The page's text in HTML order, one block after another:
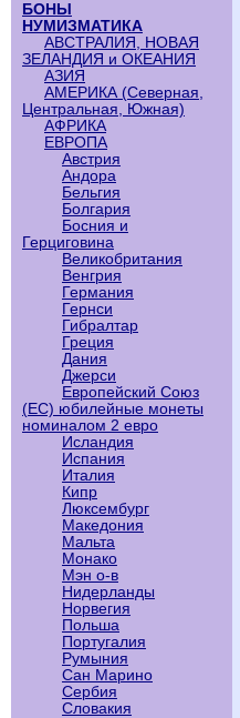
БОНЫ
НУМИЗМАТИКА
АВСТРАЛИЯ, НОВАЯ
ЗЕЛАНДИЯ и ОКЕАНИЯ
АЗИЯ
АМЕРИКА (Северная,
Центральная, Южная)
АФРИКА
ЕВРОПА
Австрия
Андора
Бельгия
Болгария
Босния и
Герциговина
Великобритания
Венгрия
Германия
Гернси
Гибралтар
Греция
Дания
Джерси
Европейский Союз
(ЕС) юбилейные монеты
номиналом 2 евро
Исландия
Испания
Италия
Кипр
Люксембург
Македония
Мальта
Монако
Мэн о-в
Нидерланды
Норвегия
Польша
Португалия
Румыния
Сан Марино
Сербия
Словакия